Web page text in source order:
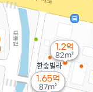
1.2억
82m²
1.65억
87m²